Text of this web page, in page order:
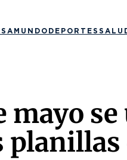
MUNDO DEPORTES
mayo
planillas